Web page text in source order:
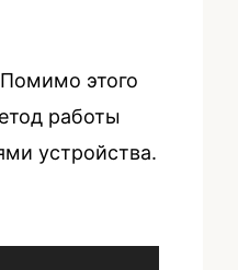
этого
работы
устройства.